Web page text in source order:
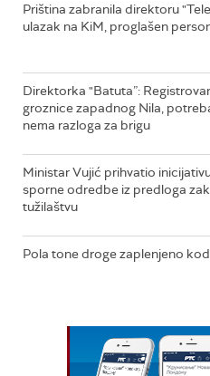
Priština zabranila direktoru
ulazak na KiM, proglašen
Direktorka "Batuta”:
groznice zapadnog Nila,
nema razloga za brigu
Ministar Vujić prihvatio
sporne odredbe iz predloga
tužilaštvu
Pola tone droge zaplenjeno